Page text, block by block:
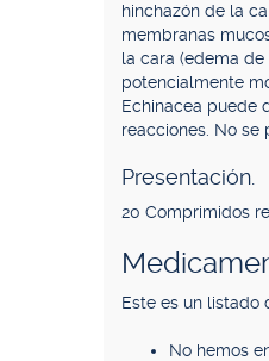
hinchazón de la
membranas
la cara (edema
potencialmente
Echinacea puede
reacciones. No se
Presentación.
20 Comprimidos
Este es un listado
No hemos